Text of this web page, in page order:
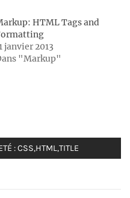
HTML Tags and
janvier 2013
"Markup"
:CSS,HTML,TITLE